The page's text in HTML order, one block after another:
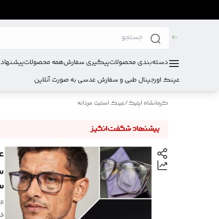
دسته‌بندی محصولاتپیگیری سفارشهمه محصولات
عینک اورجینال طبی و سفارش عدسی به صورت آنلاین
کرمانشاه اپتیک/عینک استیت مردانه